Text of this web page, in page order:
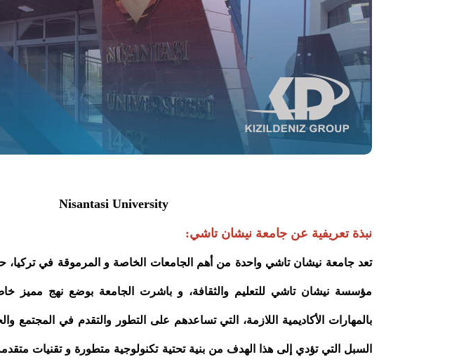
Nisantasi University
نبذة تعريفية عن جامعة نيشان تاشي:
مؤسسة نيشان تاشي للتعليم والثقافة، و باشرت الجامعة بوضع نهج مميز
بالمهارات الأكاديمية اللازمة، التي تساعدهم على التطور والتقدم في المجتمع
السبل التي تؤدي إلى هذا الهدف من بنية تحتية تكنولوجية متطورة و تقنيات